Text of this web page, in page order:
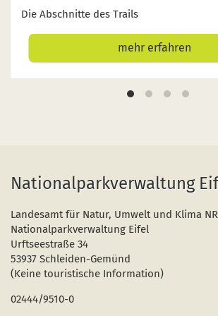
Die Abschnitte des Trails
mehr erfahren
Nationalparkverwaltung
Landesamt für Natur, Umwelt und Klima
Nationalparkverwaltung Eifel
Urftseestraße 34
53937 Schleiden-Gemünd
(Keine touristische Information)
02444/9510-0